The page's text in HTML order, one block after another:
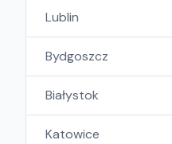
Lublin
Bydgoszcz
Białystok
Katowice